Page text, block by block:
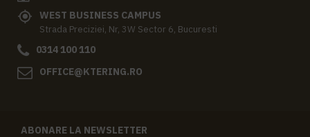
WEST BUSINESS CAMPUS
Strada Preciziei, Nr, 3W Sector 6, Bucuresti
0314 100 110
OFFICE@KTERING.RO
ABONARE LA NEWSLETTER